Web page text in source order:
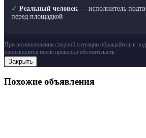
✓ Реальный человек — исполнитель
перед площадкой
При возникновении спорной ситуации обращайтесь в
производится после проверки обстоятельств.
Закрыть
Похожие объявления